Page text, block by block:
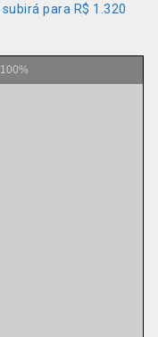
para R$ 1.320
100%